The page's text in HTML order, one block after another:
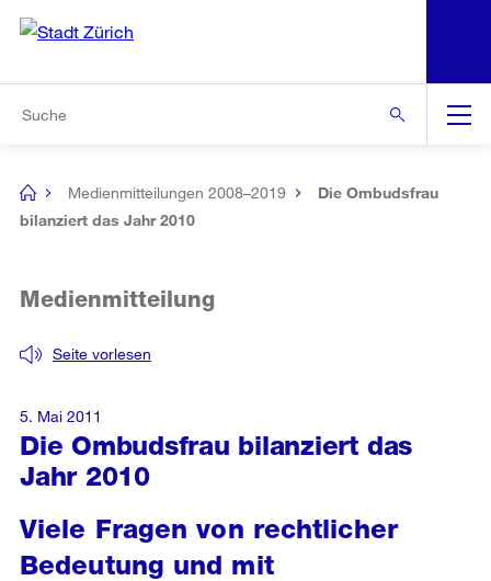
Navigation
[no
title]
Medienmitteilungen 2008–2019
Die Ombudsfrau
bilanziert das Jahr 2010
Die Ombudsfrau bilanziert das
Jahr 2010
Seite vorlesen
Medienmitteilung
Viele Fragen von rechtlicher
Bedeutung und mit
5. Mai 2011